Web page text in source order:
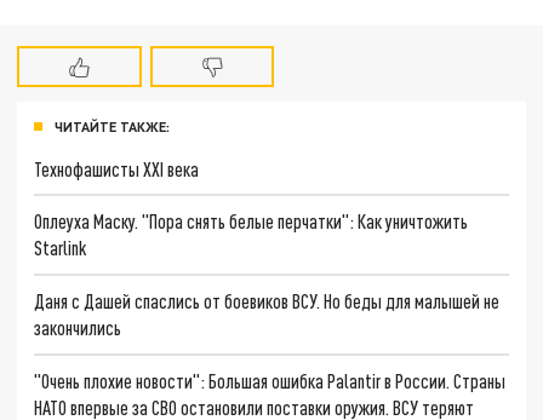
ЧИТАЙТЕ ТАКЖЕ:
Технофашисты XXI века
Оплеуха Маску. "Пора снять белые перчатки": Как уничтожить
Starlink
Даня с Дашей спаслись от боевиков ВСУ. Но беды для малышей не
закончились
"Очень плохие новости": Большая ошибка Palantir в России. Страны
НАТО впервые за СВО остановили поставки оружия. ВСУ теряют